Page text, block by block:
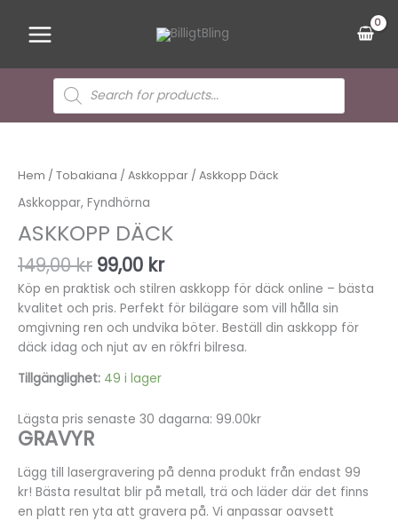
innehållMenu
Sök
efter
produkter
Hem / Tobakiana / Askkoppar / Askkopp Däck
Askkoppar, Fyndhörna
ASKKOPP DÄCK
149,00kr
Det
priset
var:
149,00 kr.
99,00 kr
Det
priset
är:
Köp en praktisk och stilren askkopp för däck online – bästa
kvalitet och pris. Perfekt för bilägare som vill hålla sin
omgivning ren och undvika böter. Beställ din askkopp för
däck idag och njut av en rökfri bilresa.
Tillgänglighet: 49 i lager
Lägsta pris senaste 30 dagarna: 99.00kr
GRAVYR
Lägg till lasergravering på denna produkt från endast 99
kr! Bästa resultat blir på metall, trä och läder där det finns
en platt ren yta att gravera på. Vi anpassar oavsett
mängd